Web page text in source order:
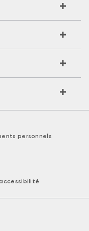
personnels